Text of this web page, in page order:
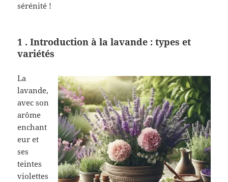
sérénité !
1 . Introduction à la lavande : types et
variétés
La
lavande,
avec son
arôme
enchant
eur et
ses
teintes
violettes